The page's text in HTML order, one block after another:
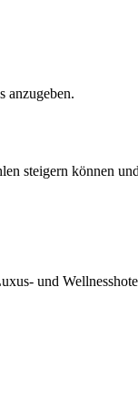
anzugeben.
steigern können
und